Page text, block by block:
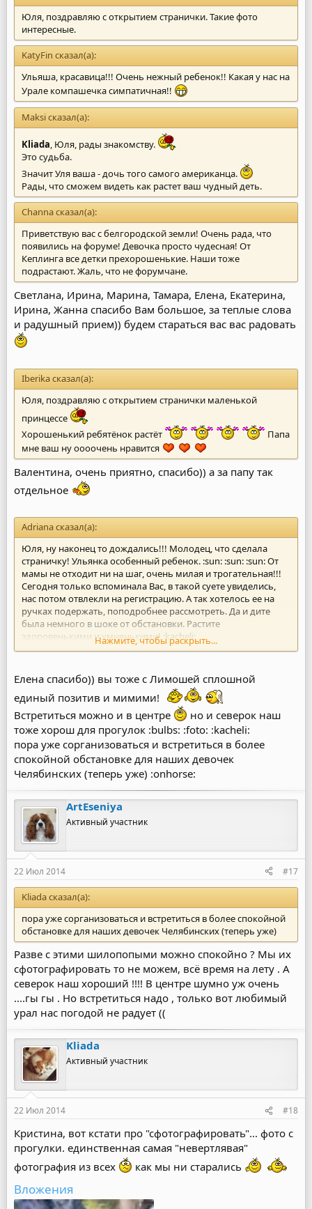
Юля, поздравляю с открытием странички. Такие фото
интересные.
KatyFin сказал(а):
Ульяша, красавица!!! Очень нежный ребенок!! Какая у нас на
Урале компашечка симпатичная!!
Maksi сказал(а):
Kliada , Юля, рады знакомству.
Это судьба.
Значит Уля ваша - дочь того самого американца.
Рады, что сможем видеть как растет ваш чудный деть.
Channa сказал(а):
Приветствую вас с белгородской земли! Очень рада, что
появились на форуме! Девочка просто чудесная! От
Кеплинга все детки прехорошенькие. Наши тоже
подрастают. Жаль, что не форумчане.
Светлана, Ирина, Марина, Тамара, Елена, Екатерина,
Ирина, Жанна спасибо Вам большое, за теплые слова
и радушный прием)) будем стараться вас вас радовать
Iberika сказал(а):
Юля, поздравляю с открытием странички маленькой
принцессе
Хорошенький ребятёнок растёт
Папа
мне ваш ну оооочень нравится
Валентина, очень приятно, спасибо)) а за папу так
отдельное
Adriana сказал(а):
Юля, ну наконец то дождались!!! Молодец, что сделала
страничку! Ульянка особенный ребенок. :sun: :sun: :sun: От
мамы не отходит ни на шаг, очень милая и трогательная!!!
Сегодня только вспоминала Вас, в такой суете увиделись,
нас потом отвлекли на регистрацию. А так хотелось ее на
ручках подержать, поподробнее рассмотреть. Да и дите
была немного в шоке от обстановки. Растите
здоровенькими и умненькими! :kacheli:
Побольше фоточек! А еще лучше, все кавалеристы должны
Нажмите, чтобы раскрыть...
Елена спасибо)) вы тоже с Лимошей сплошной
единый позитив и мимими!
Встретиться можно и в центре
но и северок наш
тоже хорош для прогулок :bulbs: :foto: :kacheli:
пора уже сорганизоваться и встретиться в более
спокойной обстановке для наших девочек
Челябинских (теперь уже) :onhorse:
ArtEseniya
Активный участник
22 Июл 2014 #17
Kliada сказал(а):
пора уже сорганизоваться и встретиться в более спокойной
обстановке для наших девочек Челябинских (теперь уже)
Разве с этими шилопопыми можно спокойно ? Мы их
сфотографировать то не можем, всё время на лету . А
северок наш хороший !!!! В центре шумно уж очень
....гы гы . Но встретиться надо , только вот любимый
урал нас погодой не радует ((
Kliada
Активный участник
22 Июл 2014 #18
Кристина, вот кстати про "сфотографировать"... фото с
прогулки. единственная самая "невертлявая"
фотография из всех
как мы ни старались
Вложения